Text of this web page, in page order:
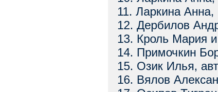
11. Ларкина Анна,
12. Дербилов
13. Кроль Мария
14. Примочкин
15. Озик Илья,
16. Вялов